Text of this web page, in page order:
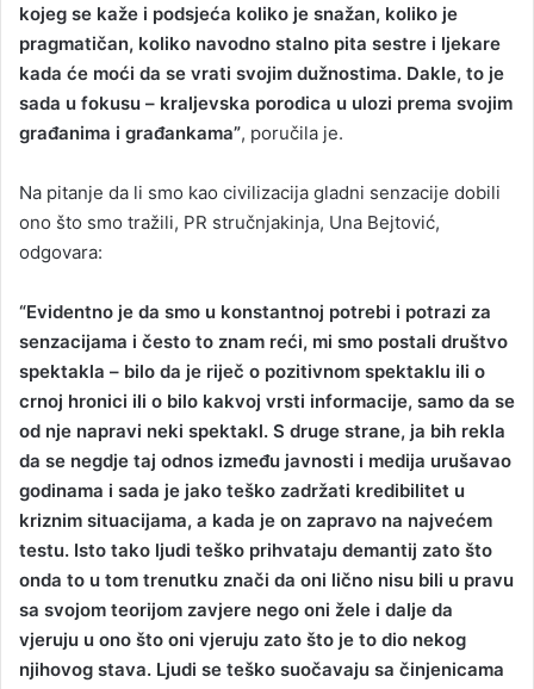
kojeg se kaže i podsjeća koliko je snažan, koliko je
pragmatičan, koliko navodno stalno pita sestre i ljekare
kada će moći da se vrati svojim dužnostima. Dakle, to je
sada u fokusu – kraljevska porodica u ulozi prema svojim
građanima i građankama”, poručila je.
Na pitanje da li smo kao civilizacija gladni senzacije dobili
ono što smo tražili, PR stručnjakinja, Una Bejtović,
odgovara:
“Evidentno je da smo u konstantnoj potrebi i potrazi za
senzacijama i često to znam reći, mi smo postali društvo
spektakla – bilo da je riječ o pozitivnom spektaklu ili o
crnoj hronici ili o bilo kakvoj vrsti informacije, samo da se
od nje napravi neki spektakl. S druge strane, ja bih rekla
da se negdje taj odnos između javnosti i medija urušavao
godinama i sada je jako teško zadržati kredibilitet u
kriznim situacijama, a kada je on zapravo na najvećem
testu. Isto tako ljudi teško prihvataju demantij zato što
onda to u tom trenutku znači da oni lično nisu bili u pravu
sa svojom teorijom zavjere nego oni žele i dalje da
vjeruju u ono što oni vjeruju zato što je to dio nekog
njihovog stava. Ljudi se teško suočavaju sa činjenicama